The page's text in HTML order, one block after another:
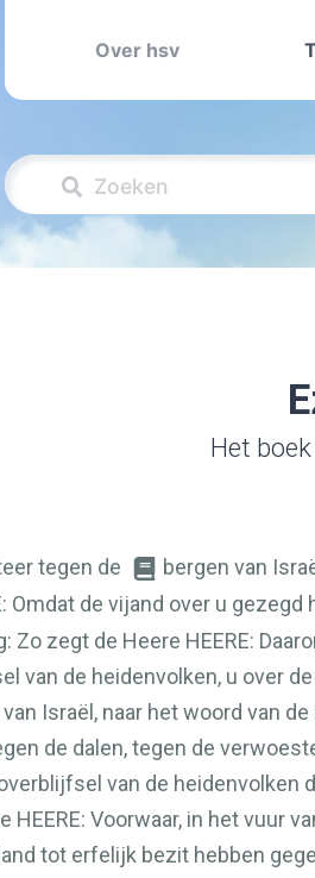
Over hsv
Het
tegen de bergen van
: Omdat de vijand over u
Zo zegt de Heere HEERE:
van de heidenvolken, u over
Israël, naar het woord van de
de dalen, tegen de
van de heidenvolken
HEERE: Voorwaar, in het vuur
tot erfelijk bezit hebben